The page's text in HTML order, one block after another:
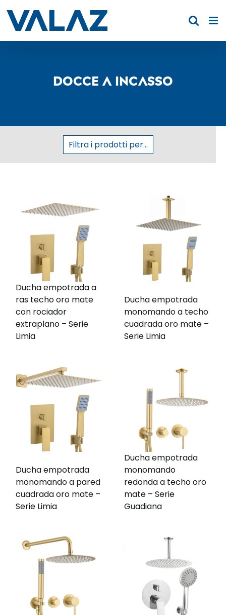
content
Docce a incasso
Filtra i prodotti per...
Ducha empotrada a
ras techo oro mate
con rociador
extraplano – Serie
Limia
Ducha empotrada
monomando a techo
cuadrada oro mate –
Serie Limia
Ducha empotrada
monomando a pared
cuadrada oro mate –
Serie Limia
Ducha empotrada
monomando
redonda a techo oro
mate – Serie
Guadiana